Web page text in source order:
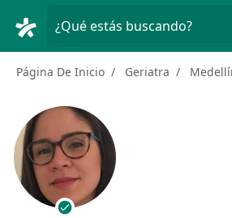
¿Qué estás buscando?
Página De Inicio Geriatra